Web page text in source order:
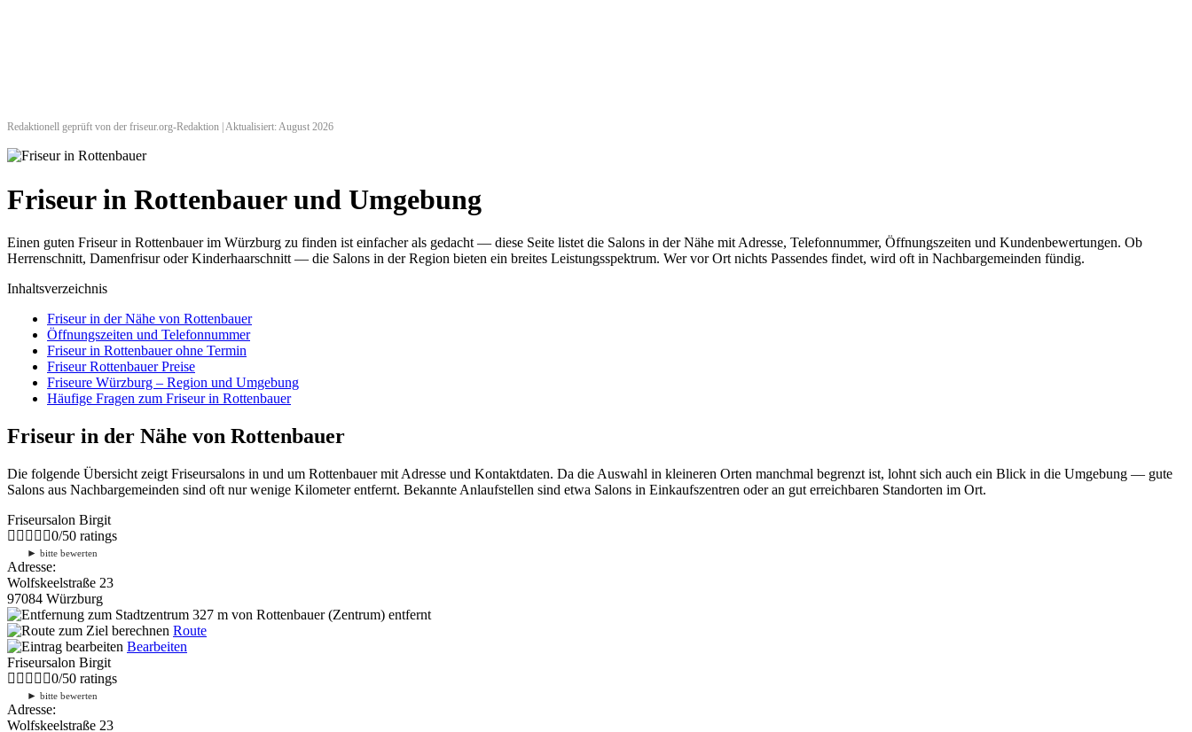
Redaktionell geprüft von der friseur.org-Redaktion | Aktualisiert: August 2026
Friseur in Rottenbauer und Umgebung
Einen guten Friseur in Rottenbauer im Würzburg zu finden ist einfacher als gedacht — diese Seite listet die Salons in der Nähe mit Adresse, Telefonnummer, Öffnungszeiten und Kundenbewertungen. Ob
Herrenschnitt, Damenfrisur oder Kinderhaarschnitt — die Salons in der Region bieten ein breites Leistungsspektrum. Wer vor Ort nichts Passendes findet, wird oft in Nachbargemeinden fündig.
Inhaltsverzeichnis
Friseur in der Nähe von Rottenbauer
Öffnungszeiten und Telefonnummer
Friseur in Rottenbauer ohne Termin
Friseur Rottenbauer Preise
Friseure Würzburg – Region und Umgebung
Häufige Fragen zum Friseur in Rottenbauer
Friseur in der Nähe von Rottenbauer
Die folgende Übersicht zeigt Friseursalons in und um Rottenbauer mit Adresse und Kontaktdaten. Da die Auswahl in kleineren Orten manchmal begrenzt ist, lohnt sich auch ein Blick in die Umgebung — gute
Salons aus Nachbargemeinden sind oft nur wenige Kilometer entfernt. Bekannte Anlaufstellen sind etwa Salons in Einkaufszentren oder an gut erreichbaren Standorten im Ort.
Friseursalon Birgit
0/50 ratings
► bitte bewerten
Adresse:
Wolfskeelstraße 23
97084 Würzburg
327 m von Rottenbauer (Zentrum) entfernt
Route
Bearbeiten
Friseursalon Birgit
0/50 ratings
► bitte bewerten
Adresse:
Wolfskeelstraße 23